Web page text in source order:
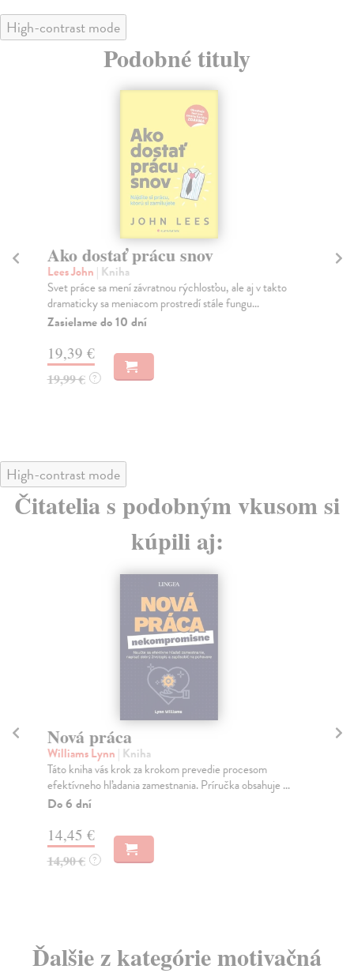
High-contrast mode
Podobné tituly
Ako dostať prácu snov
Lees John | Kniha
Svet práce sa mení závratnou rýchlosťou, ale aj v takto
dramaticky sa meniacom prostredí stále fungu...
Zasielame do 10 dní
19,39 €
19,99 € ?
High-contrast mode
Čitatelia s podobným vkusom si
kúpili aj:
Nová práca
Williams Lynn | Kniha
Táto kniha vás krok za krokom prevedie procesom
efektívneho hľadania zamestnania. Príručka obsahuje ...
Do 6 dní
14,45 €
14,90 € ?
Ďalšie z kategórie motivačná